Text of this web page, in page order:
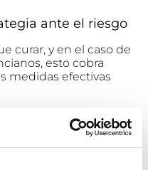
ante el riesgo
curar, y en el caso de
esto cobra
medidas efectivas
es clave para evitar
la eliminación